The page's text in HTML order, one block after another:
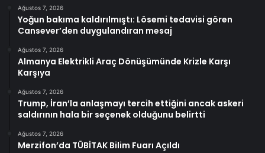
Ağustos 7, 2026
Yoğun bakıma kaldırılmıştı: Lösemi tedavisi gören
Cansever’den duygulandıran mesaj
Ağustos 7, 2026
Almanya Elektrikli Araç Dönüşümünde Krizle Karşı
Karşıya
Ağustos 7, 2026
Trump, İran’la anlaşmayı tercih ettiğini ancak askeri
saldırının hala bir seçenek olduğunu belirtti
Ağustos 7, 2026
Merzifon’da TÜBİTAK Bilim Fuarı Açıldı